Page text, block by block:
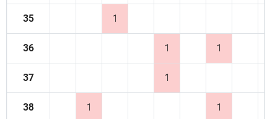
35 1
36 1 1
37 1
38 1 1